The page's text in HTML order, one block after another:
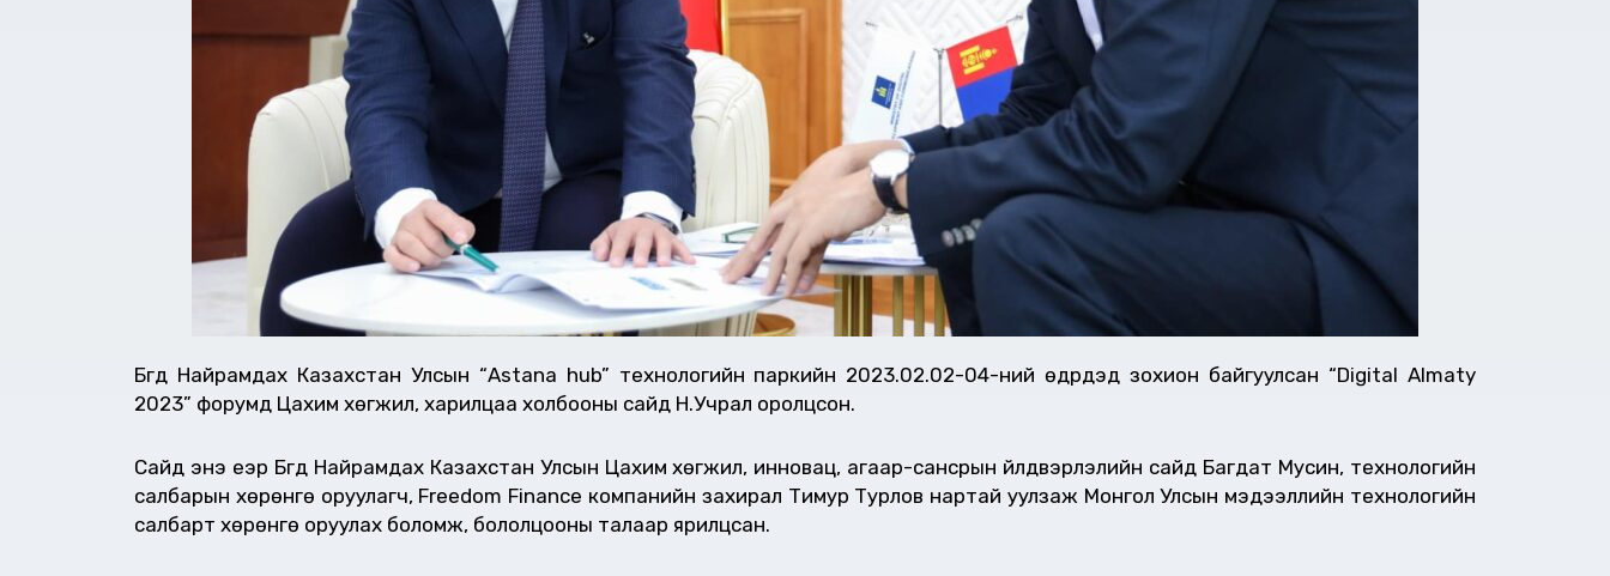
Бүгд Найрамдах Казахстан Улсын “Astana hub” технологийн паркийн 2023.02.02-04-ний өдрүүдэд зохион байгуулсан “Digital Almaty
2023” форумд Цахим хөгжил, харилцаа холбооны сайд Н.Учрал оролцсон.
Сайд энэ үеэр Бүгд Найрамдах Казахстан Улсын Цахим хөгжил, инновац, агаар-сансрын үйлдвэрлэлийн сайд Багдат Мусин, технологийн
салбарын хөрөнгө оруулагч, Freedom Finance компанийн захирал Тимур Турлов нартай уулзаж Монгол Улсын мэдээллийн технологийн
салбарт хөрөнгө оруулах боломж, бололцооны талаар ярилцсан.